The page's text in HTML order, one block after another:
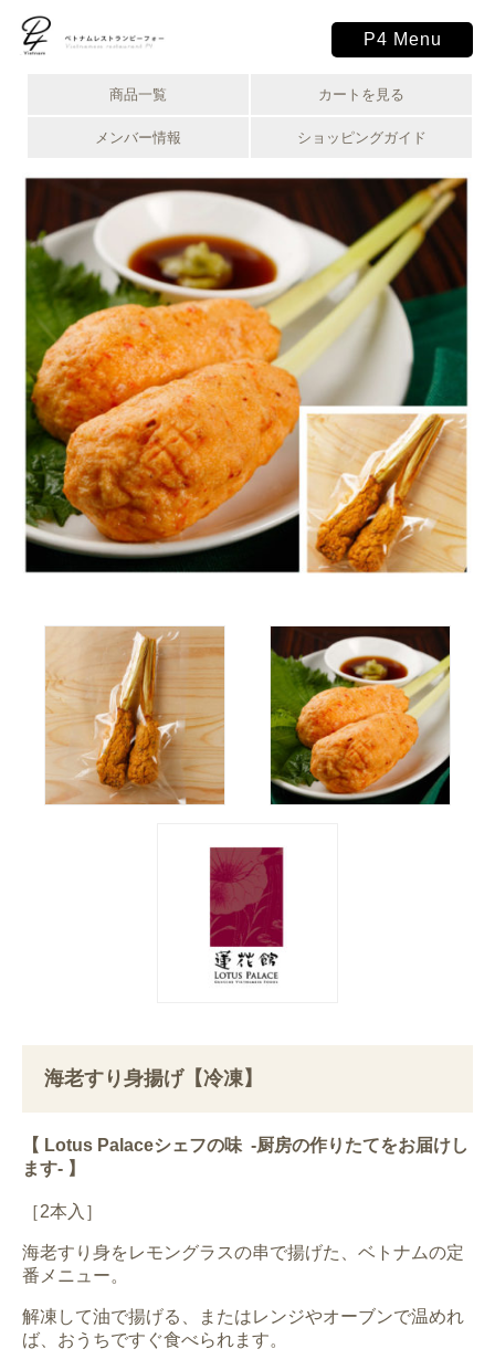
ベトナムレストラン ピーフォー P4
P4 Menu
商品一覧 カートを見る
メンバー情報 ショッピングガイド
海老すり身揚げ【冷凍】
【 Lotus Palaceシェフの味 -厨房の作りたてをお届けし
ます- 】
［2本入］
海老すり身をレモングラスの串で揚げた、ベトナムの定
番メニュー。
解凍して油で揚げる、またはレンジやオーブンで温めれ
ば、おうちですぐ食べられます。